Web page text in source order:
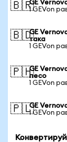
🇧🇷GE
1 GEVon
🇧🇩GE
така
1 GEVon
🇵🇭GE
песо
1 GEVon
🇵🇱GE
1 GEVon